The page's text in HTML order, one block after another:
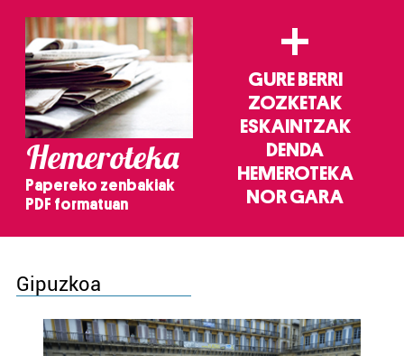
Hemeroteka
Papereko zenbakiak
PDF formatuan
+
GURE BERRI
ZOZKETAK
ESKAINTZAK
DENDA
HEMEROTEKA
NOR GARA
Gipuzkoa